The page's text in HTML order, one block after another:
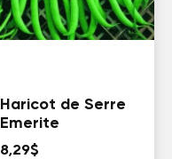
Haricot de Serre
Emerite
8,29$